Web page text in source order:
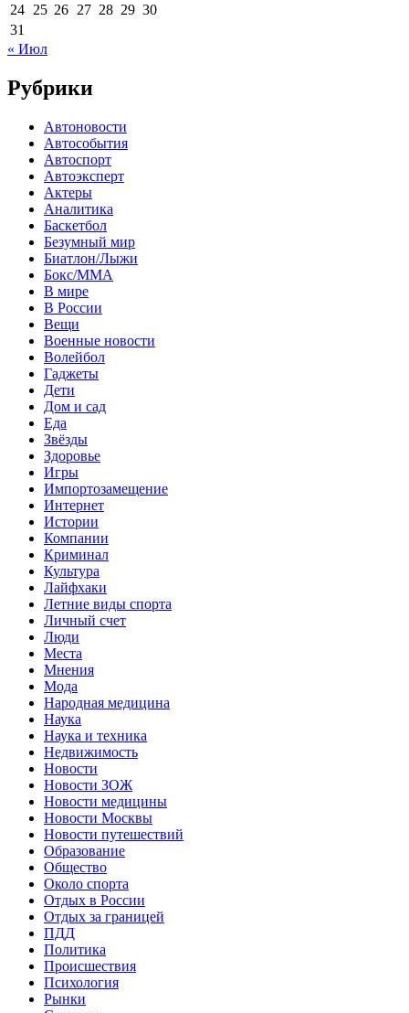
24 25 26 27 28 29 30
31
« Июл
Рубрики
Автоновости
Автособытия
Автоспорт
Автоэксперт
Актеры
Аналитика
Баскетбол
Безумный мир
Биатлон/Лыжи
Бокс/MMA
В мире
В России
Вещи
Военные новости
Волейбол
Гаджеты
Дети
Дом и сад
Еда
Звёзды
Здоровье
Игры
Импортозамещение
Интернет
Истории
Компании
Криминал
Культура
Лайфхаки
Летние виды спорта
Личный счет
Люди
Места
Мнения
Мода
Народная медицина
Наука
Наука и техника
Недвижимость
Новости
Новости ЗОЖ
Новости медицины
Новости Москвы
Новости путешествий
Образование
Общество
Около спорта
Отдых в России
Отдых за границей
ПДД
Политика
Происшествия
Психология
Рынки